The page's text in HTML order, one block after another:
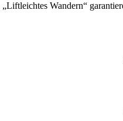
„Liftleichtes Wandern“